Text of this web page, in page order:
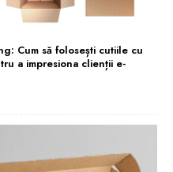
Cum să folosești cutiile cu
a impresiona clienții e-